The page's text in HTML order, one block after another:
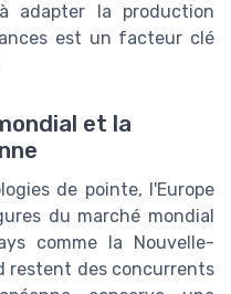
adapter la production
est un facteur clé
et la
de pointe, l'Europe
du marché mondial
comme la Nouvelle-
restent des concurrents